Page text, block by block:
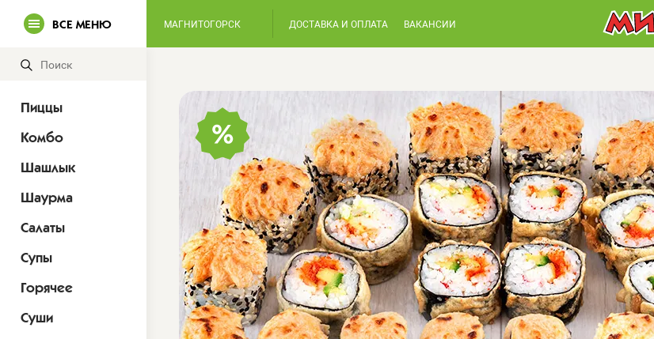
Пиццы
Комбо
Шашлык
Шаурма
Салаты
Супы
Горячее
Суши
ВСЕ МЕНЮ МАГНИТОГОРСК ДОСТАВКА И ОПЛАТА ВАКАНСИИ